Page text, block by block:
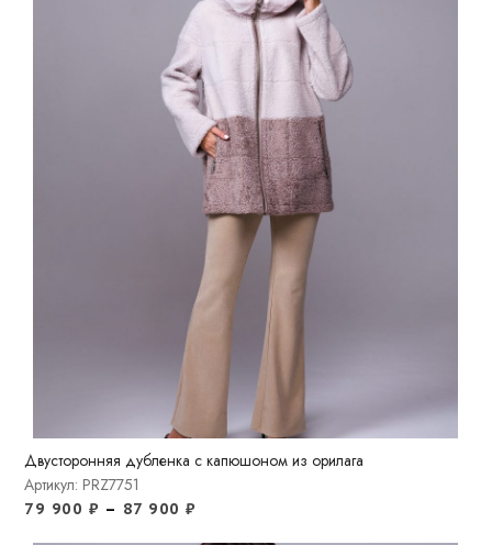
Двусторонняя дубленка с капюшоном из орилага
Артикул: PRZ7751
79 900 ₽ – 87 900₽